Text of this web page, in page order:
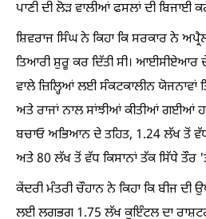
ਪਾਣੀ ਦੀ ਲੋੜ ਵਾਲੀਆਂ ਫਸਲਾਂ ਦੀ ਬਿਜਾਈ
ਸ਼ਿਵਰਾਜ ਸਿੰਘ ਨੇ ਕਿਹਾ ਕਿ ਸਰਕਾਰ ਨੇ
ਤਿਆਰੀ ਸ਼ੁਰੂ ਕਰ ਦਿੱਤੀ ਸੀ। ਆਈਸੀਏਆਰ
ਵਾਲੇ ਜ਼ਿਲ੍ਹਿਆਂ ਲਈ ਸੰਕਟਕਾਲੀਨ
ਅਤੇ ਰਾਜਾਂ ਨਾਲ ਸਾਂਝੀਆਂ ਕੀਤੀਆਂ ਗਈਆਂ
ਬਚਾਓ ਅਭਿਆਨ ਦੇ ਤਹਿਤ, 1.24 ਲੱਖ ਤੋਂ
ਅਤੇ 80 ਲੱਖ ਤੋਂ ਵੱਧ ਕਿਸਾਨਾਂ ਤੱਕ ਸਿੱਧੇ ਤੌਰ
ਕੇਂਦਰੀ ਮੰਤਰੀ ਚੌਹਾਨ ਨੇ ਕਿਹਾ ਕਿ ਬੀਜ ਦੀ
ਲਈ ਲਗਭਗ 1.75 ਲੱਖ ਕੁਇੰਟਲ ਦਾ